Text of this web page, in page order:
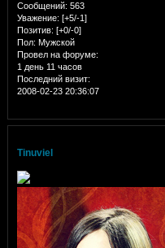
Сообщений: 563
Уважение: [+5/-1]
Позитив: [+0/-0]
Пол: Мужской
Провел на форуме:
1 день 11 часов
Последний визит:
2008-02-23 20:36:07
Tinuviel